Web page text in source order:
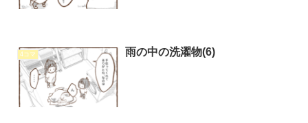
4コマ 雨の中の洗濯物(6)